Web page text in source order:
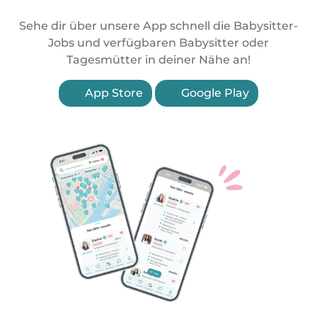
Sehe dir über unsere App schnell die Babysitter-
Jobs und verfügbaren Babysitter oder
Tagesmütter in deiner Nähe an!
App Store Google Play